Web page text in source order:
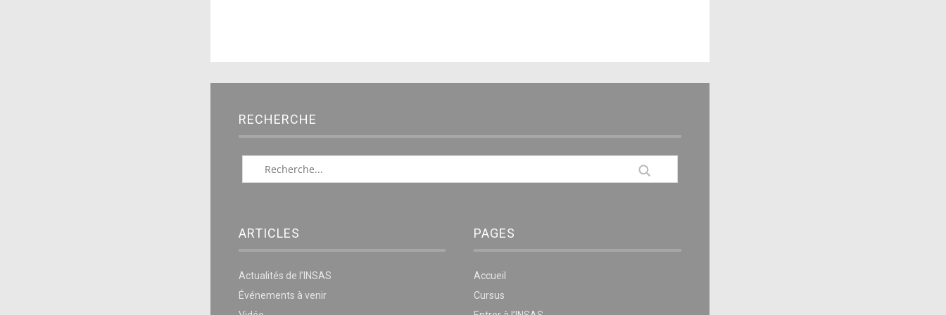
RECHERCHE
ARTICLES
Actualités de l’INSAS
Événements à venir
PAGES
Accueil
Cursus